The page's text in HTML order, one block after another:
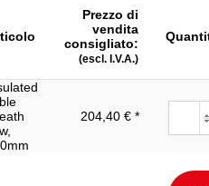
Prezzo di
vendita
consigliato:
(escl. I.V.A.)
204,40 € *